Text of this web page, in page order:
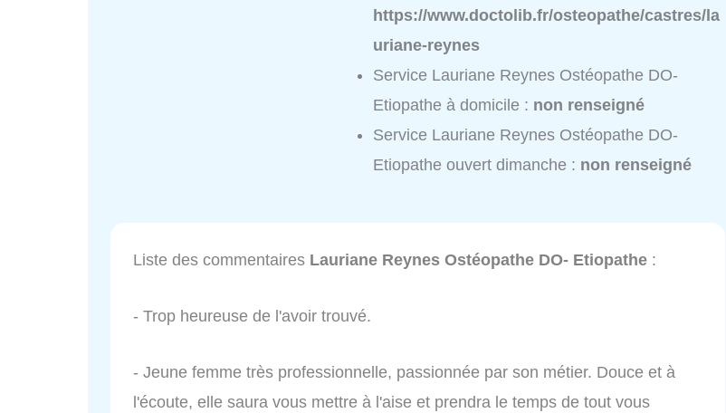
https://www.doctolib.fr/osteopathe/castres/la
uriane-reynes
Service Lauriane Reynes Ostéopathe DO-
Etiopathe à domicile : non renseigné
Service Lauriane Reynes Ostéopathe DO-
Etiopathe ouvert dimanche : non renseigné
Liste des commentaires Lauriane Reynes Ostéopathe DO- Etiopathe :
- Trop heureuse de l'avoir trouvé.
- Jeune femme très professionnelle, passionnée par son métier. Douce et à
l'écoute, elle saura vous mettre à l'aise et prendra le temps de tout vous